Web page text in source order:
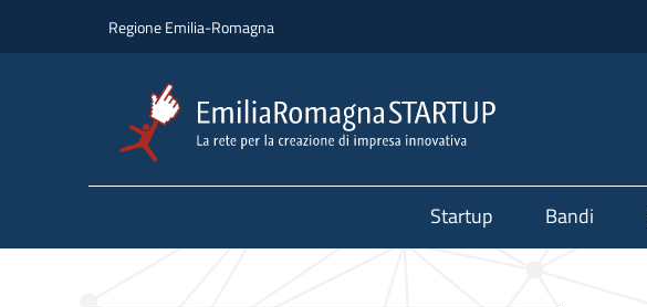
Regione Emilia-Romagna
Startup Bandi